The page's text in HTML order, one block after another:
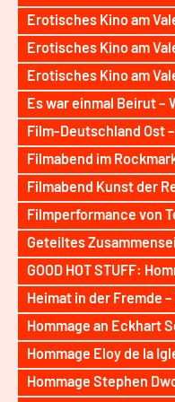
Erotisches Kino am
Erotisches Kino am
Erotisches Kino am
Es war einmal Beirut –
Film-Deutschland Ost
Filmabend im
Filmabend Kunst der
Filmperformance von
Geteiltes
GOOD HOT STUFF:
Heimat in der Fremde
Hommage an Eckhart
Hommage Eloy de la
Hommage Stephen